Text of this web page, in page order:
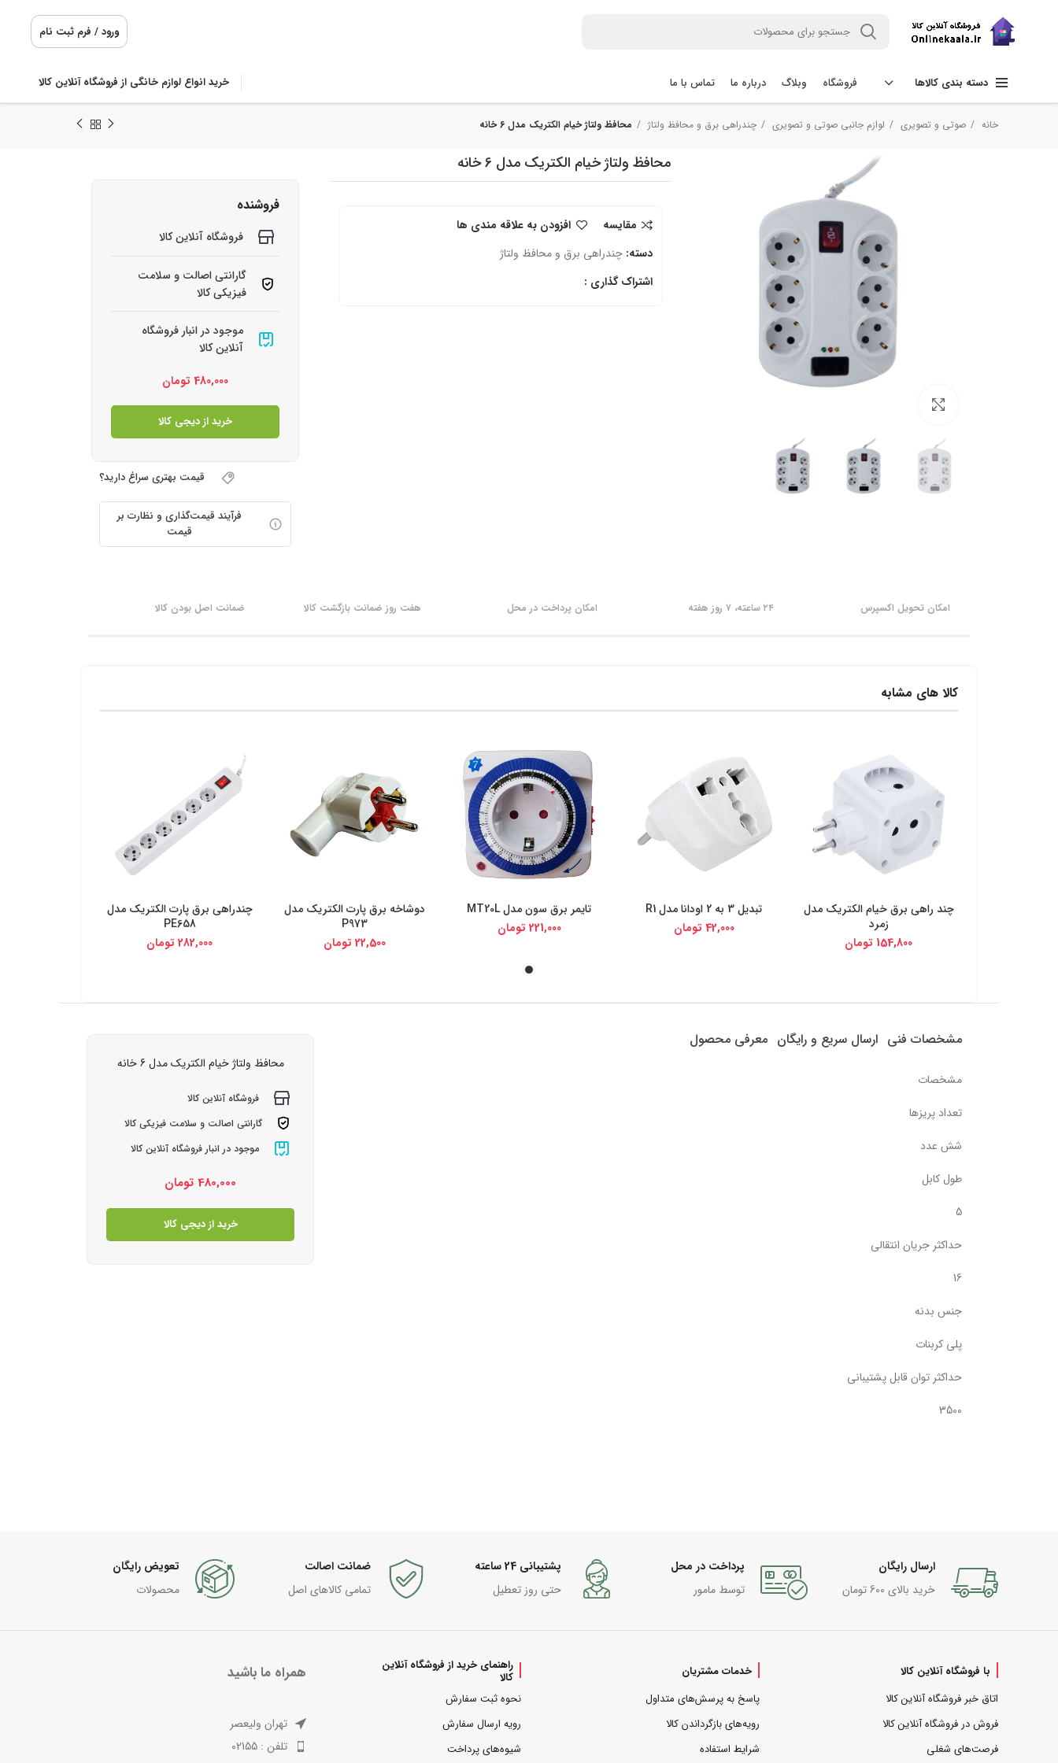
ورود / فرم ثبت نام
دسته بندی کالاها فروشگاه وبلاگ درباره ما تماس با ما خرید انواع لوازم خانگی از فروشگاه آنلاین کالا
خانه صوتی و تصویری لوازم جانبی صوتی و تصویری چندراهی برق و محافظ ولتاژ محافظ ولتاژ خیام الکتریک مدل 6 خانه
محافظ ولتاژ خیام الکتریک مدل 6 خانه
مقایسه
افزودن به علاقه مندی ها
دسته: چندراهی برق و محافظ ولتاژ
اشتراک گذاری :
فروشنده
فروشگاه آنلاین کالا
گارانتی اصالت و سلامت
فیزیکی کالا
موجود در انبار فروشگاه
آنلاین کالا
480,000 تومان
خرید از دیجی کالا
قیمت بهتری سراغ دارید؟
فرآیند قیمت‌گذاری و نظارت بر
قیمت
امکان تحویل اکسپرس ۲۴ ساعته، ۷ روز هفته امکان پرداخت در محل هفت روز ضمانت بازگشت کالا ضمانت اصل بودن کالا
کالا های مشابه
خرید از دیجی کالا
چند راهی برق خیام الکتریک مدل
زمرد
154,800 تومان
خرید از دیجی کالاتبدیل 3 به 2 اودانا مدل R1
42,000 تومان
خرید از دیجی کالا
تایمر برق سون مدل MT20L
221,000 تومان
خرید از دیجی کالا
دوشاخه برق پارت الکتریک مدل
P973
22,500 تومان
خرید از دیجی کالا
چندراهی برق پارت الکتریک مدل
PE658
282,000 تومان
مشخصات فنی ارسال سریع و رایگان معرفی محصول
مشخصات
تعداد پریزها
شش عدد
طول کابل
5
حداکثر جریان انتقالی
16
جنس بدنه
پلی کربنات
حداکثر توان قابل پشتیبانی
3500
محافظ ولتاژ خیام الکتریک مدل 6 خانه
فروشگاه آنلاین کالا
گارانتی اصالت و سلامت فیزیکی کالا
موجود در انبار فروشگاه آنلاین کالا
480,000 تومان
خرید از دیجی کالا
ارسال رایگان
خرید بالای 600 تومان
پرداخت در محل
توسط مامور
پشتیبانی 24 ساعته
حتی روز تعطیل
ضمانت اصالت
تمامی کالاهای اصل
تعویض رایگان
محصولات
با فروشگاه آنلاین کالا
اتاق خبر فروشگاه آنلاین کالا
فروش در فروشگاه آنلاین کالا
فرصت‌های شغلی
خدمات مشتریان
پاسخ به پرسش‌های متداول
رویه‌های بازگرداندن کالا
شرایط استفاده
راهنمای خرید از فروشگاه آنلاین
کالا
نحوه ثبت سفارش
رویه ارسال سفارش
شیوه‌های پرداخت
همراه ما باشید
تهران ولیعصر
تلفن : 02155